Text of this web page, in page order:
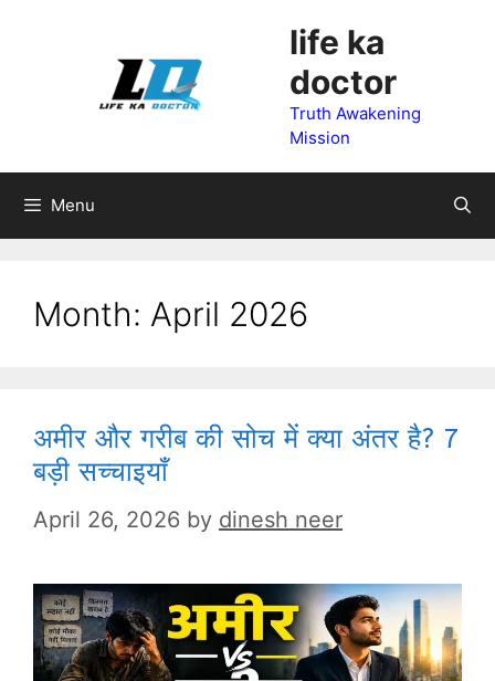
life ka
doctor
Truth Awakening
Mission
Menu
Month: April 2026
अमीर और गरीब की सोच में क्या अंतर है? 7
बड़ी सच्चाइयाँ
April 26, 2026 by dinesh neer